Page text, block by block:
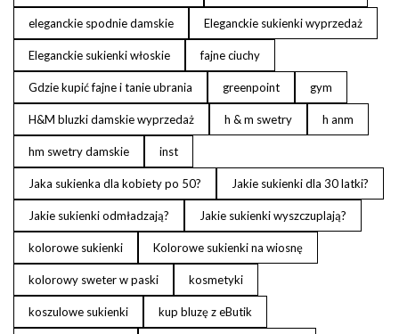
eleganckie spodnie damskie Eleganckie sukienki wyprzedaż
Eleganckie sukienki włoskie fajne ciuchy
Gdzie kupić fajne i tanie ubrania greenpoint gym
H&M bluzki damskie wyprzedaż h & m swetry h anm
hm swetry damskie inst
Jaka sukienka dla kobiety po 50? Jakie sukienki dla 30 latki?
Jakie sukienki odmładzają? Jakie sukienki wyszczuplają?
kolorowe sukienki Kolorowe sukienki na wiosnę
kolorowy sweter w paski kosmetyki
koszulowe sukienki kup bluzę z eButik